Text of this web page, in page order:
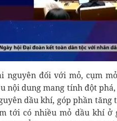
nguyên đối với mỏ, cụm
nội dung mang tính đột
dầu khí, góp phần tăng
tới có nhiều mỏ dầu khí ở